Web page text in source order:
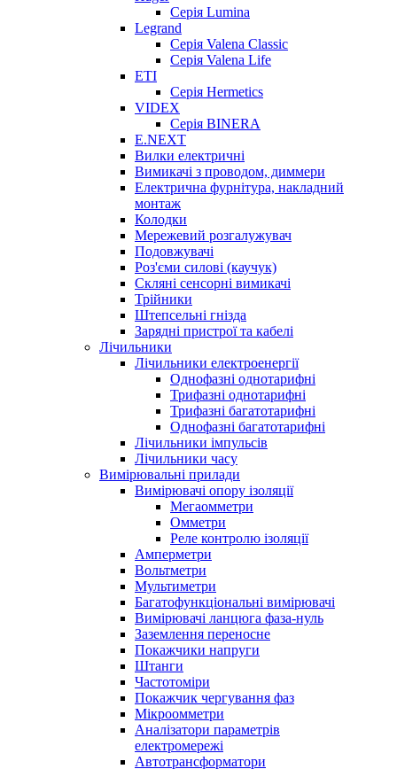
Серія Lumina
Legrand
Серія Valena Classic
Серія Valena Life
ETI
Серія Hermetics
VIDEX
Серія BINERA
E.NEXT
Вилки електричні
Вимикачі з проводом, диммери
Електрична фурнітура, накладний
монтаж
Колодки
Мережевий розгалужувач
Подовжувачі
Роз'єми силові (каучук)
Скляні сенсорні вимикачі
Трійники
Штепсельні гнізда
Зарядні пристрої та кабелі
Лічильники
Лічильники електроенергії
Однофазні однотарифні
Трифазні однотарифні
Трифазні багатотарифні
Однофазні багатотарифні
Лічильники імпульсів
Лічильники часу
Вимірювальні прилади
Вимірювачі опору ізоляції
Мегаомметри
Омметри
Реле контролю ізоляції
Амперметри
Вольтметри
Мультиметри
Багатофункціональні вимірювачі
Вимірювачі ланцюга фаза-нуль
Заземлення переносне
Покажчики напруги
Штанги
Частотоміри
Покажчик чергування фаз
Мікроомметри
Аналізатори параметрів
електромережі
Автотрансформатори